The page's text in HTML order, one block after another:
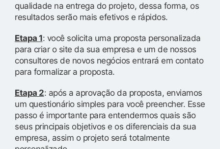
qualidade na entrega do projeto, dessa forma, os
resultados serão mais efetivos e rápidos.
Etapa 1: você solicita uma proposta personalizada
para criar o site da sua empresa e um de nossos
consultores de novos negócios entrará em contato
para formalizar a proposta.
Etapa 2: após a aprovação da proposta, enviamos
um questionário simples para você preencher. Esse
passo é importante para entendermos quais são
seus principais objetivos e os diferenciais da sua
empresa, assim o projeto será totalmente